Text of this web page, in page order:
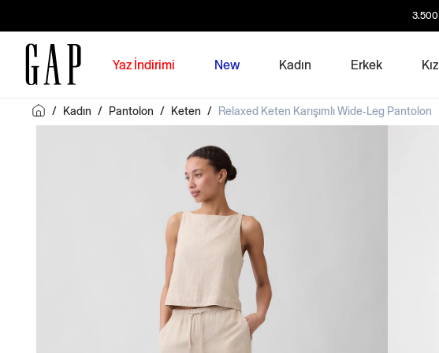
3.500
Yaz İndirimi New Kadın Erkek
/ Kadın / Pantolon / Keten / Relaxed Keten Karışımlı Wide-Leg Pantolon